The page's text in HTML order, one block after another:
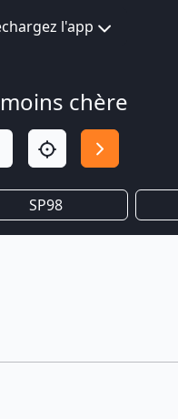
l'app
chère
SP98